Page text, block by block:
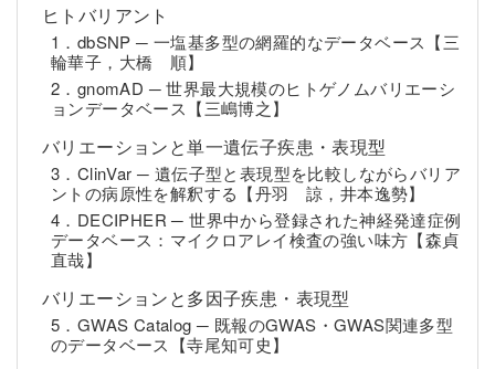
ヒトバリアント
1．dbSNP ─ 一塩基多型の網羅的なデータベース【三
輪華子，大橋 順】
2．gnomAD ─ 世界最大規模のヒトゲノムバリエーシ
ョンデータベース【三嶋博之】
バリエーションと単一遺伝子疾患・表現型
3．ClinVar ─ 遺伝子型と表現型を比較しながらバリア
ントの病原性を解釈する【丹羽 諒，井本逸勢】
4．DECIPHER ─ 世界中から登録された神経発達症例
データベース：マイクロアレイ検査の強い味方【森貞
直哉】
バリエーションと多因子疾患・表現型
5．GWAS Catalog ─ 既報のGWAS・GWAS関連多型
のデータベース【寺尾知可史】